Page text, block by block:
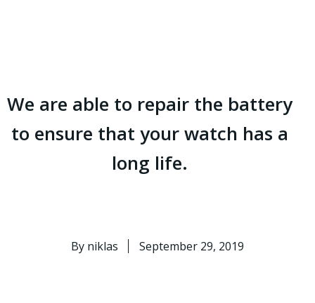
We are able to repair the battery
to ensure that your watch has a
long life.
By niklas September 29, 2019